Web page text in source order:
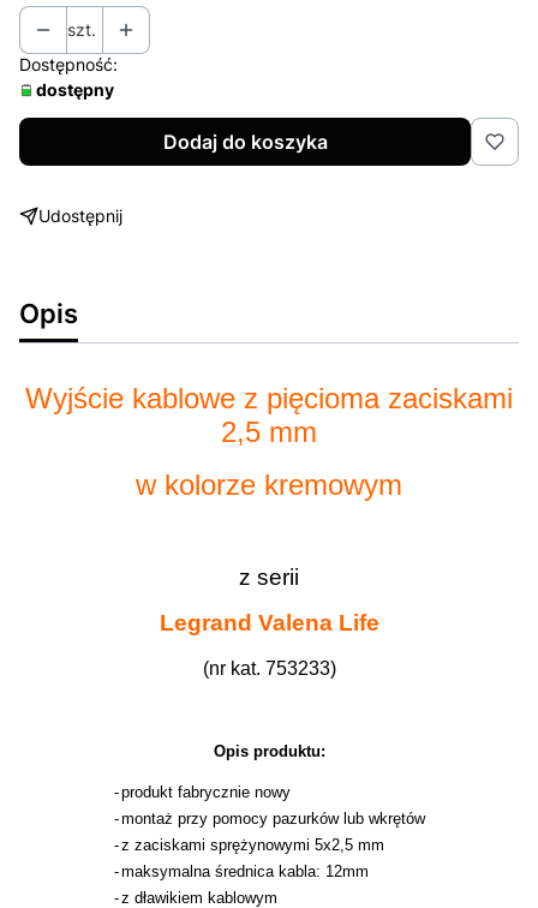
szt.
Dostępność:
dostępny
Dodaj do koszyka
Udostępnij
Opis
Wyjście kablowe z pięcioma zaciskami
2,5 mm
w kolorze kremowym
z serii
Legrand Valena Life
(nr kat. 753233)
Opis produktu:
-produkt fabrycznie nowy
-montaż przy pomocy pazurków lub wkrętów
-z zaciskami sprężynowymi 5x2,5 mm
-maksymalna średnica kabla: 12mm
-z dławikiem kablowym